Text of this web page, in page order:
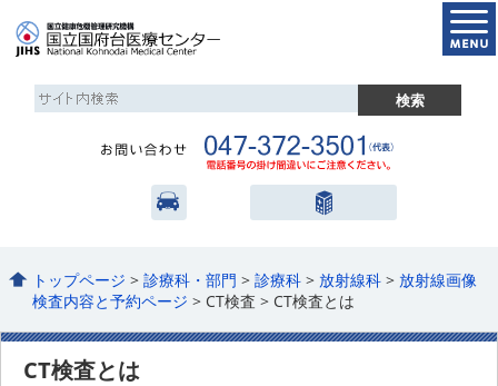
トップページ >診療科・部門 >診療科 >放射線科 >放射線画像
検査内容と予約ページ > CT検査 > CT検査とは
CT検査とは